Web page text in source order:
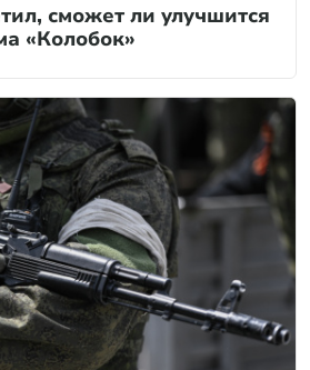
сможет ли улучшится
«Колобок»